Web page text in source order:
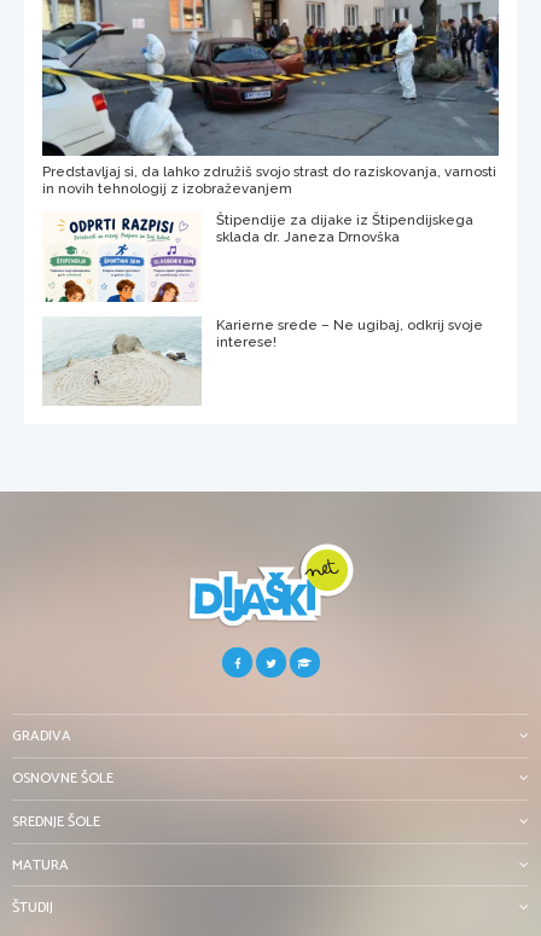
Predstavljaj si, da lahko združiš svojo strast do raziskovanja, varnosti
in novih tehnologij z izobraževanjem
Štipendije za dijake iz Štipendijskega
sklada dr. Janeza Drnovška
Karierne srede – Ne ugibaj, odkrij svoje
interese!
GRADIVA
OSNOVNE ŠOLE
SREDNJE ŠOLE
MATURA
ŠTUDIJ